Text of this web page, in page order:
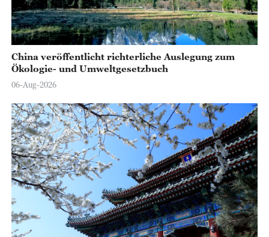
China veröffentlicht richterliche Auslegung zum
Ökologie- und Umweltgesetzbuch
06-Aug-2026